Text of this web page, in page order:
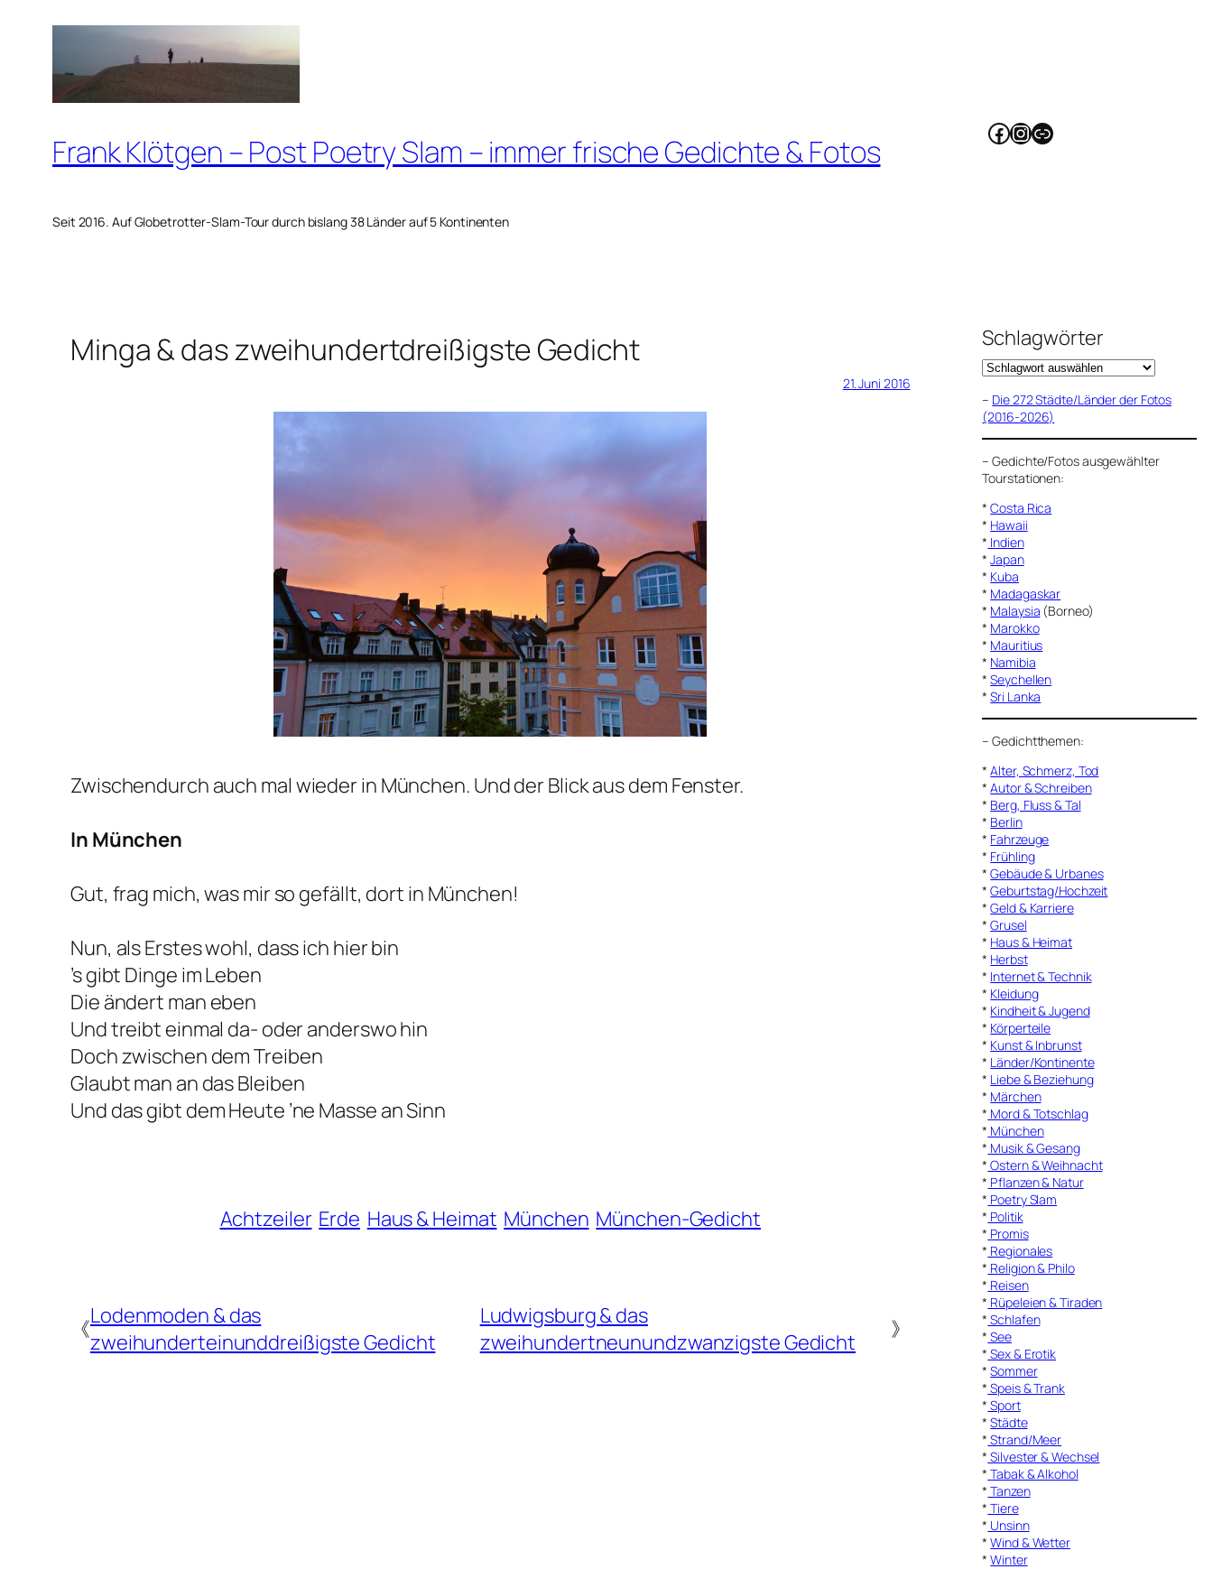
springen
Frank Klötgen – Post Poetry Slam – immer frische Gedichte & Fotos
Seit 2016. Auf Globetrotter-Slam-Tour durch bislang 38 Länder auf 5 Kontinenten
Facebook
Instagram
Link
Minga & das zweihundertdreißigste Gedicht
21. Juni 2016
Zwischendurch auch mal wieder in München. Und der Blick aus dem Fenster.
In München
Gut, frag mich, was mir so gefällt, dort in München!
Nun, als Erstes wohl, dass ich hierbin
’s gibt Dinge im Leben
Die ändert man eben
Und treibt einmal da- oder anderswo hin
Doch zwischen dem Treiben
Glaubt man an das Bleiben
Und das gibt dem Heute ’ne Masse an Sinn
Achtzeiler Erde Haus & Heimat München München-Gedicht
《Lodenmoden & das
zweihunderteinunddreißigste Gedicht
Ludwigsburg & das
zweihundertneunundzwanzigste Gedicht
》
Schlagwörter
– Die 272 Städte/Länder der Fotos
(2016-2026)
–Gedichte/Fotos ausgewählter
Tourstationen:
*Costa Rica
* Hawaii
* Indien
*Japan
* Kuba
* Madagaskar
* Malaysia (Borneo)
* Marokko
* Mauritius
* Namibia
*Seychellen
*Sri Lanka
–Gedichtthemen:
*Alter, Schmerz, Tod
*Autor & Schreiben
* Berg, Fluss & Tal
* Berlin
* Fahrzeuge
* Frühling
*Gebäude & Urbanes
*Geburtstag/Hochzeit
*Geld & Karriere
*Grusel
* Haus & Heimat
* Herbst
* Internet & Technik
* Kleidung
* Kindheit & Jugend
* Körperteile
* Kunst & Inbrunst
* Länder/Kontinente
* Liebe & Beziehung
* Märchen
* Mord & Totschlag
* München
* Musik & Gesang
* Ostern & Weihnacht
* Pflanzen & Natur
* Poetry Slam
* Politik
* Promis
* Regionales
* Religion & Philo
* Reisen
* Rüpeleien & Tiraden
* Schlafen
* See
* Sex & Erotik
*Sommer
* Speis & Trank
* Sport
*Städte
* Strand/Meer
* Silvester & Wechsel
* Tabak & Alkohol
* Tanzen
* Tiere
* Unsinn
*Wind & Wetter
*Winter